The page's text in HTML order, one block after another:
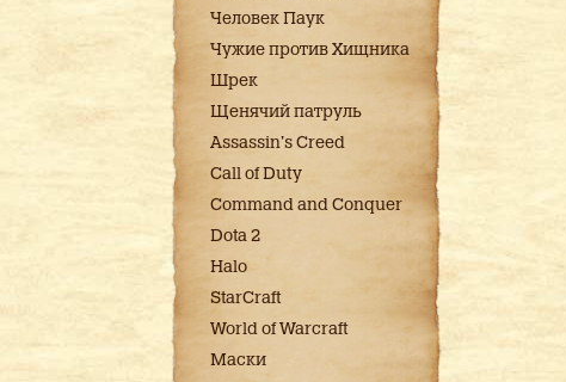
Человек Паук
Чужие против Хищника
Шрек
Щенячий патруль
Assassin's Creed
Call of Duty
Command and Conquer
Dota 2
Halo
StarCraft
World of Warcraft
Маски